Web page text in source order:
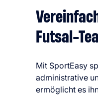
Futsal-
Mit SportEasy
administrative
ermöglicht es